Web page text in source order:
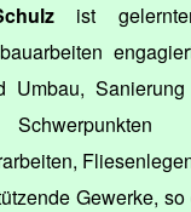
ist
Umbau,
Gewerke,